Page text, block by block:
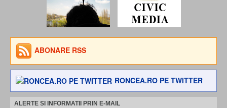
ABONARE RSS
RONCEA.RO PE TWITTER
ALERTE SI INFORMATII PRIN E-MAIL